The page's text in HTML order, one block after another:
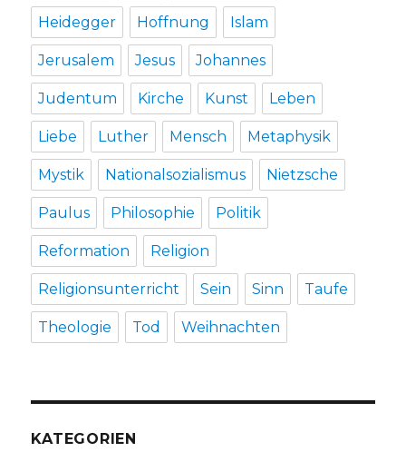
Heidegger Hoffnung Islam
Jerusalem Jesus Johannes
Judentum Kirche Kunst Leben
Liebe Luther Mensch Metaphysik
Mystik Nationalsozialismus Nietzsche
Paulus Philosophie Politik
Reformation Religion
Religionsunterricht Sein Sinn Taufe
Theologie Tod Weihnachten
KATEGORIEN